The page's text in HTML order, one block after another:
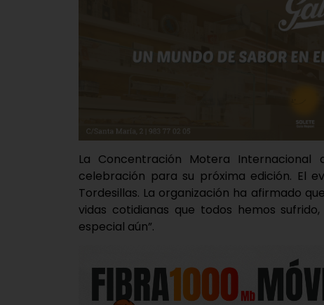
La Concentración Motera
celebración para su próxima edición. El
Tordesillas. La organización ha afirmado
vidas cotidianas que todos hemos
especial aún”.